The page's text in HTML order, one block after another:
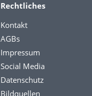
Rechtliches
Kontakt
AGBs
Impressum
Social Media
Datenschutz
Bildquellen